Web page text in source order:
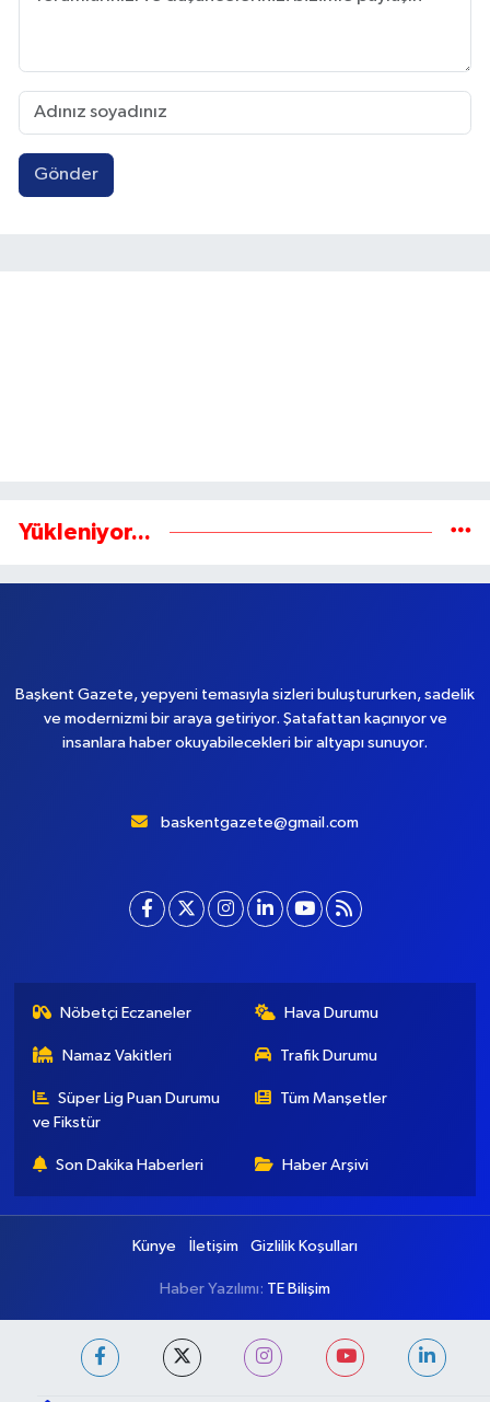
Başkent Gazete, yepyeni temasıyla sizleri buluştururken, sadelik
Süper Lig Puan Durumu
Tüm Manşetler
Son Dakika Haberleri Haber Arşivi
Künye İletişim Gizlilik Koşulları